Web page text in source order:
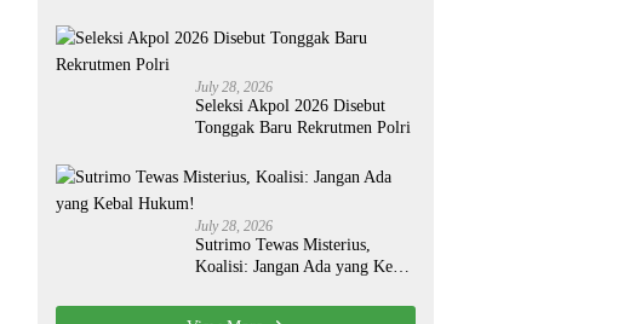
July 28, 2026
Seleksi Akpol 2026 Disebut
Tonggak Baru Rekrutmen Polri
July 28, 2026
Sutrimo Tewas Misterius,
Koalisi: Jangan Ada yang Kebal